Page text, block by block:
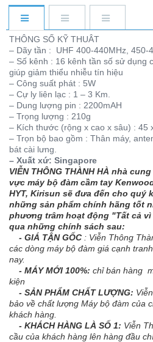
THÔNG SỐ KỸ THUÂT
– Dãy tần : UHF 400-440MHz, 450-
– Số kênh : 16 kênh tần số sử dụng
giúp giảm thiểu nhiễu tín hiệu
– Công suất phát : 5W
– Cự ly liên lạc : 1 – 3 Km.
– Dung lượng pin : 2200mAH
– Trọng lượng : 210g
– Kích thước (rộng x cao x sâu) : 45
– Trọn bộ bao gồm : Thân máy,
bát cài lưng.
– Xuất xứ: Singapore
VIỄN THÔNG THÀNH HÀ nhà
vực máy bộ đàm cầm tay
HYT, Kirisun sẽ đưa đến cho quý
những sản phẩm chính hãng tốt
phương trâm hoạt động "Tất cả
qua những chính sách sau:
- GIÁ TẬN GỐC : Viễn Thông
các dòng máy bộ đàm giá cạnh
nay.
- MÁY MỚI 100%: chỉ bán hàng
kiện
- SẢN PHẨM CHẤT LƯỢNG:
bảo về chất lượng Máy bộ đàm của
khách hàng.
- KHÁCH HÀNG LÀ SỐ 1: Viễn
cầu của khách hàng lên hàng đầu